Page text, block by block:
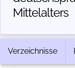
Mittelalters
Verzeichnisse